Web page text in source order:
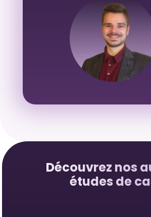
Découvrez nos
études de